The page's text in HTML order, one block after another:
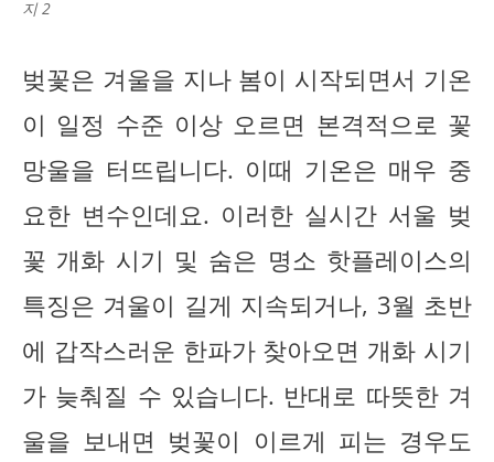
지 2
벚꽃은 겨울을 지나 봄이 시작되면서 기온
이 일정 수준 이상 오르면 본격적으로 꽃
망울을 터뜨립니다. 이때 기온은 매우 중
요한 변수인데요. 이러한 실시간 서울 벚
꽃 개화 시기 및 숨은 명소 핫플레이스의
특징은 겨울이 길게 지속되거나, 3월 초반
에 갑작스러운 한파가 찾아오면 개화 시기
가 늦춰질 수 있습니다. 반대로 따뜻한 겨
울을 보내면 벚꽃이 이르게 피는 경우도